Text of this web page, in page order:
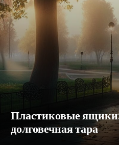
Пластиковые
долговечная тара